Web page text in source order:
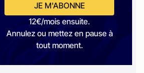
JE M'ABONNE
12€/mois ensuite.
Annulez ou mettez en pause à
tout moment.